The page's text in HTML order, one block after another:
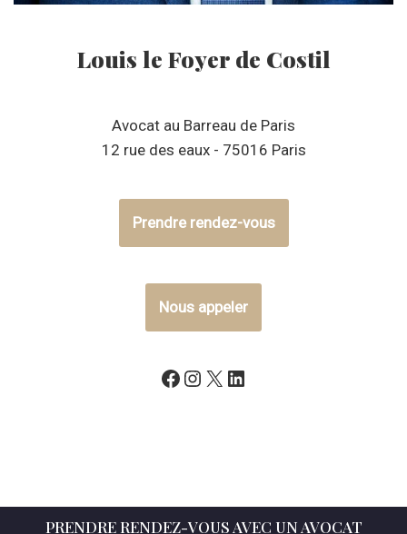
Louis le Foyer de Costil
Avocat au Barreau de Paris
12 rue des eaux - 75016 Paris
Prendre rendez-vous
Nous appeler
PRENDRE RENDEZ-VOUS AVEC UN AVOCAT